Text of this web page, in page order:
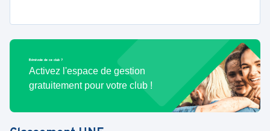
Bénévole de ce club ?
Activez l'espace de gestion
gratuitement pour votre club !